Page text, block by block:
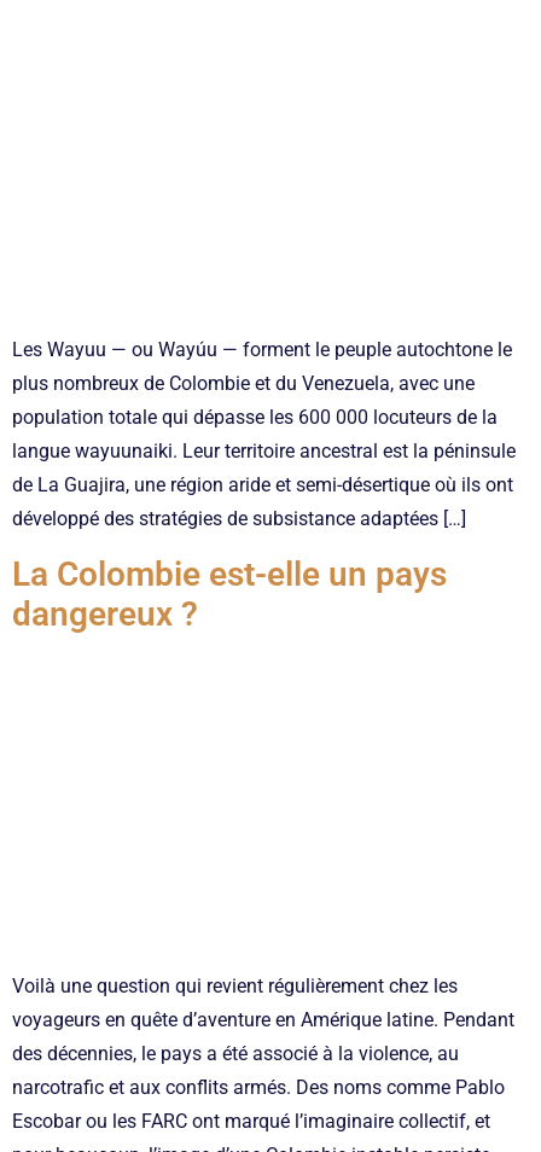
Les Wayuu — ou Wayúu — forment le peuple autochtone le
plus nombreux de Colombie et du Venezuela, avec une
population totale qui dépasse les 600 000 locuteurs de la
langue wayuunaiki. Leur territoire ancestral est la péninsule
de La Guajira, une région aride et semi-désertique où ils ont
développé des stratégies de subsistance adaptées […]
La Colombie est-elle un pays
dangereux ?
Voilà une question qui revient régulièrement chez les
voyageurs en quête d’aventure en Amérique latine. Pendant
des décennies, le pays a été associé à la violence, au
narcotrafic et aux conflits armés. Des noms comme Pablo
Escobar ou les FARC ont marqué l’imaginaire collectif, et